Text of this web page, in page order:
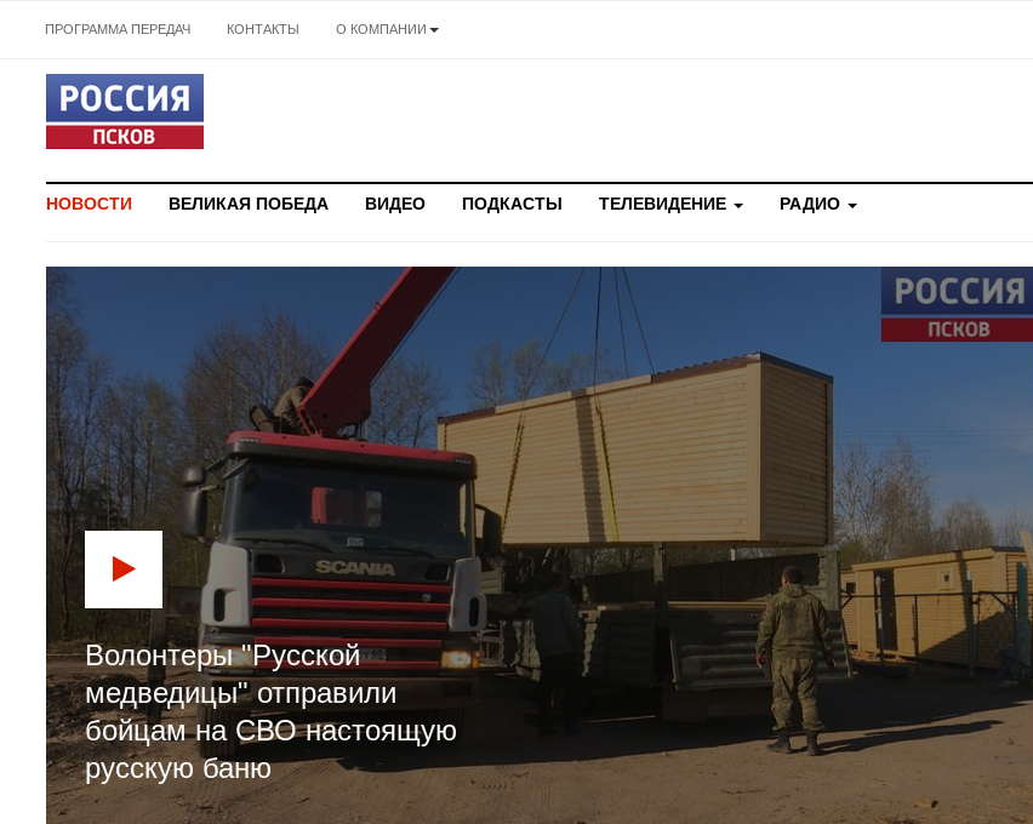
ПРОГРАММА ПЕРЕДАЧ КОНТАКТЫ О КОМПАНИИ
НОВОСТИ ВЕЛИКАЯ ПОБЕДА ВИДЕО ПОДКАСТЫ ТЕЛЕВИДЕНИЕ РАДИО
Волонтеры "Русской
медведицы" отправили
бойцам на СВО настоящую
русскую баню